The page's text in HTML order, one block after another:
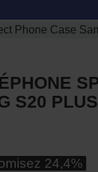
Phone Case
S20 PLUS
24,4%